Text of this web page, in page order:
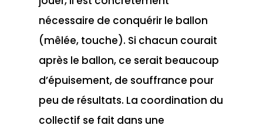
nécessaire de conquérir le ballon
(mêlée, touche). Si chacun courait
après le ballon, ce serait beaucoup
d’épuisement, de souffrance pour
peu de résultats. La coordination du
collectif se fait dans une